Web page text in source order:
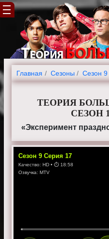
Главная Cезоны Сезон 9
ТЕОРИЯ
СЕЗОН
«Эксперимент
Сезон 9 Серия 17
Качество: HD • ⏱ 18:58
Озвучка: MTV